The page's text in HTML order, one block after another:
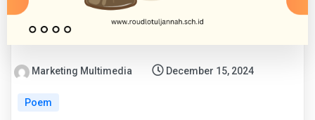
Marketing Multimedia December 15, 2024
Poem